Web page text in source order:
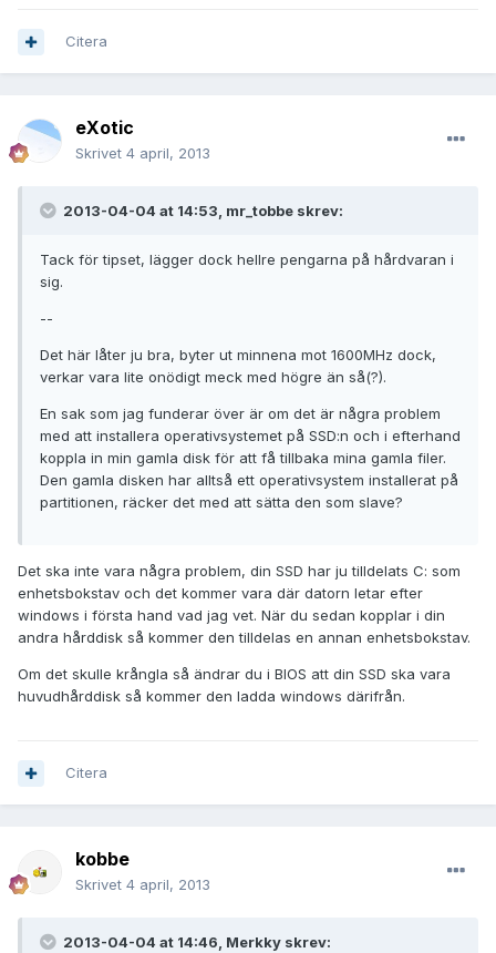
Citera
eXotic
Skrivet 4 april, 2013
2013-04-04 at 14:53, mr_tobbe skrev:
Tack för tipset, lägger dock hellre pengarna på hårdvaran i
sig.
--
Det här låter ju bra, byter ut minnena mot 1600MHz dock,
verkar vara lite onödigt meck med högre än så(?).
En sak som jag funderar över är om det är några problem
med att installera operativsystemet på SSD:n och i efterhand
koppla in min gamla disk för att få tillbaka mina gamla filer.
Den gamla disken har alltså ett operativsystem installerat på
partitionen, räcker det med att sätta den som slave?
Det ska inte vara några problem, din SSD har ju tilldelats C: som
enhetsbokstav och det kommer vara där datorn letar efter
windows i första hand vad jag vet. När du sedan kopplar i din
andra hårddisk så kommer den tilldelas en annan enhetsbokstav.
Om det skulle krångla så ändrar du i BIOS att din SSD ska vara
huvudhårddisk så kommer den ladda windows därifrån.
Citera
kobbe
Skrivet 4 april, 2013
2013-04-04 at 14:46, Merkky skrev: